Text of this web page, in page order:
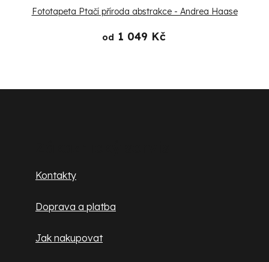
Fototapeta Ptačí příroda abstrakce - Andrea Haase
od 1 049 Kč
Kontakty
Doprava a platba
Jak nakupovat